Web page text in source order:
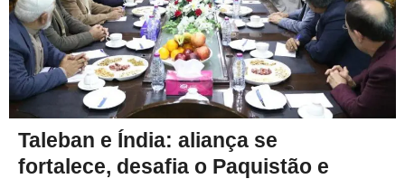
Taleban e Índia: aliança se
fortalece, desafia o Paquistão e